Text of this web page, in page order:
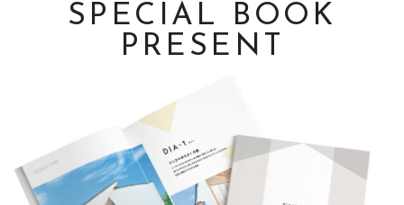
SPECIAL BOOK
PRESENT